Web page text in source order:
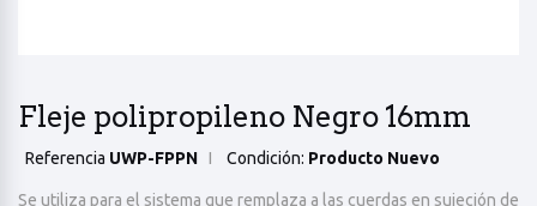
Fleje polipropileno Negro 16mm
Referencia UWP-FPPN Condición: Producto Nuevo
Se utiliza para el sistema que remplaza a las cuerdas en sujeción de